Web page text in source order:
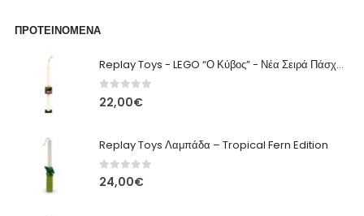
ΠΡΟΤΕΙΝΌΜΕΝΑ
Replay Toys - LEGO “Ο Κύβος” - Νέα Σειρά Πάσχα 2026 Λαμπάδα
0out of 5
22,00€
Replay Toys Λαμπάδα – Tropical Fern Edition
0 out of 5
24,00€